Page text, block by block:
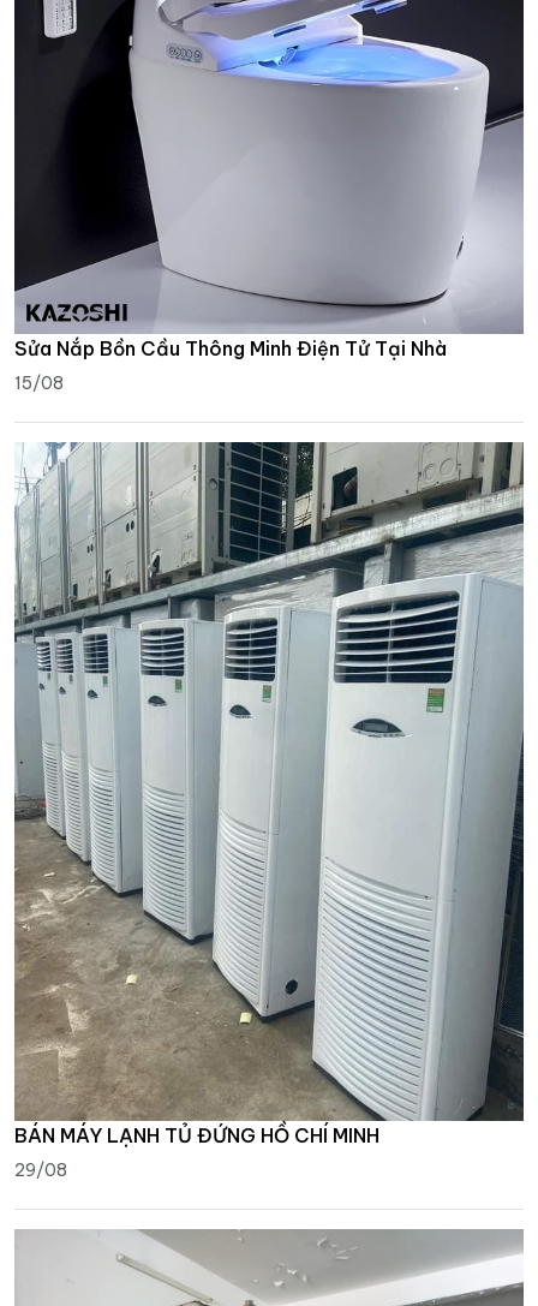
Sửa Nắp Bồn Cầu Thông Minh Điện Tử Tại Nhà
15/08
BÁN MÁY LẠNH TỦ ĐỨNG HỒ CHÍ MINH
29/08